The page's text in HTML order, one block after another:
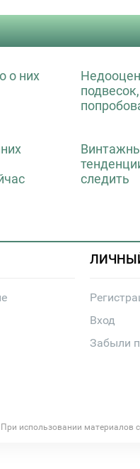
о них
следить
Вход
Забыли
использовании материалов